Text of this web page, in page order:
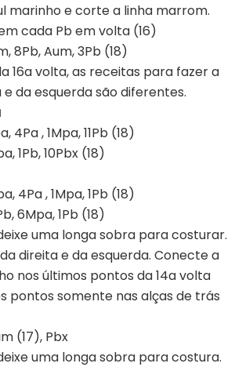
marinho e corte a linha marrom.
cada Pb em volta (16)
8Pb, Aum, 3Pb (18)
16a volta, as receitas para fazer a
da esquerda são diferentes.
4Pa , 1Mpa, 11Pb (18)
1Pb, 10Pbx (18)
4Pa , 1Mpa, 1Pb (18)
6Mpa, 1Pb (18)
uma longa sobra para costurar.
direita e da esquerda. Conecte a
nos últimos pontos da 14a volta
pontos somente nas alças de trás
(17), Pbx
uma longa sobra para costura.